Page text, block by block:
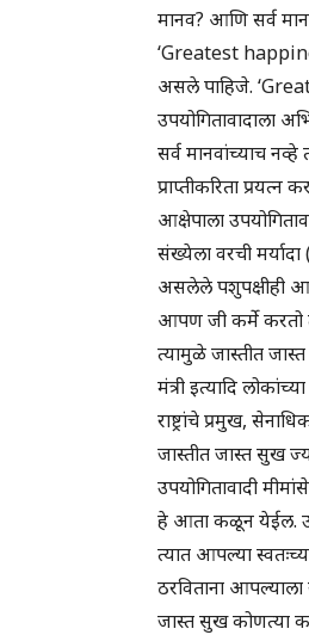
मानव? आणि सर्व
‘Greatest
असले पाहिजे.
उपयोगितावादाला
सर्व मानवांच्याच
प्राप्तीकरिता
आक्षेपाला
संख्येला वरची
असलेले पशुपक्षीही
आपण जी कर्मे करतो
त्यामुळे जास्तीत
मंत्री इत्यादि
राष्ट्रांचे प्रमुख,
जास्तीत जास्त सुख
उपयोगितावादी
हे आता कळून येईल.
त्यात आपल्या
ठरविताना
जास्त सुख कोणत्या